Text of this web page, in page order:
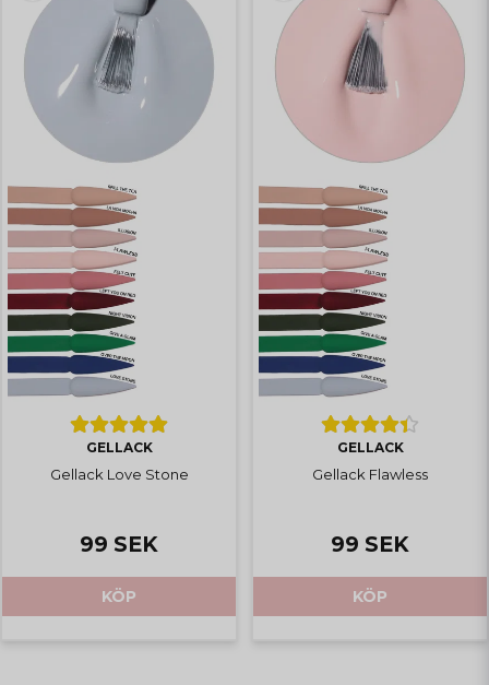
GELLACK
Gellack Love Stone
99 SEK
KÖP
GELLACK
Gellack Flawless
99 SEK
KÖP